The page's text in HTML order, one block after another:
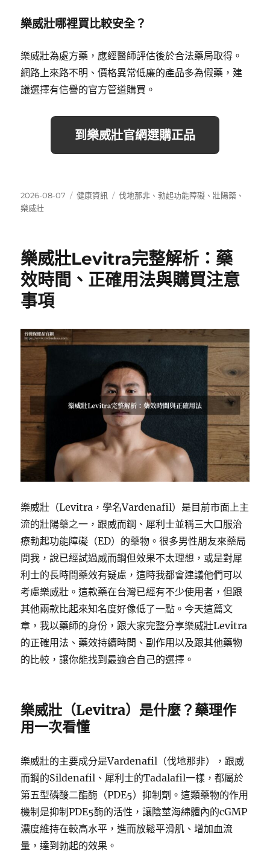
樂威壯哪裡買比較安全？
樂威壯為處方藥，應經醫師評估後於合法藥局取得。
網路上來路不明、價格異常低廉的產品多為假藥，建
議選擇有信譽的官方管道購買。
到樂威壯官網選購正品
發
佈
2026-08-07
分
健康資訊
標
伐地那非 、勃起功能障礙 、壯陽藥 、
樂威壯
樂威壯Levitra完整解析：藥
效時間、正確用法與購買注意
事項
樂威壯（Levitra，學名Vardenafil）是目前市面上主
流的壯陽藥之一，跟威而鋼、犀利士並稱三大口服治
療勃起功能障礙（ED）的藥物。很多男性朋友來藥局
問我，說已經試過威而鋼但效果不太理想，或是對犀
利士的長時間藥效有疑慮，這時我都會建議他們可以
考慮樂威壯。這款藥在台灣已經有不少使用者，但跟
其他兩款比起來知名度好像低了一點。今天這篇文
章，我以藥師的身份，跟大家完整分享樂威壯Levitra
的正確用法、藥效持續時間、副作用以及跟其他藥物
的比較，讓你能找到最適合自己的選擇。
樂威壯（Levitra）是什麼？藥理作
用一次看懂
樂威壯的主要成分是Vardenafil（伐地那非），跟威
而鋼的Sildenafil、犀利士的Tadalafil一樣，都屬於
第五型磷酸二酯酶（PDE5）抑制劑。這類藥物的作用
機制是抑制PDE5酶的活性，讓陰莖海綿體內的cGMP
濃度維持在較高水平，進而放鬆平滑肌、增加血流
量，達到勃起的效果。